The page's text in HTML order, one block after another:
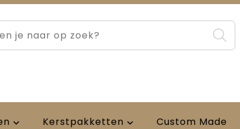
Kerstpakketten Custom Made